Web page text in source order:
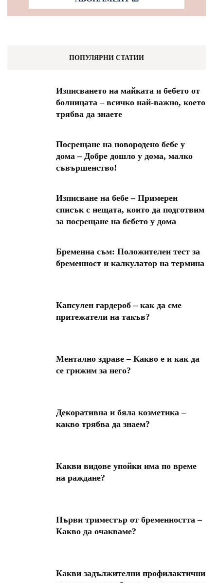
ПОПУЛЯРНИ СТАТИИ
Изписването на майката и бебето от
болницата – всичко най-важно, което
трябва да знаете
Посрещане на новородено бебе у
дома – Добре дошло у дома, малко
съвършенство!
Изписване на бебе – Примерен
списък с нещата, които да подготвим
за посрещане на бебето у дома
Бременна съм: Положителен тест за
бременност и калкулатор на термина
Капсулен гардероб – как да сме
притежатели на такъв?
Ментално здраве – Какво е и как да
се грижим за него?
Декоративна и бяла козметика –
какво трябва да знаем?
Какви видове упойки има по време
на раждане?
Първи триместър от бременността –
Какво да очакваме?
Какви задължителни профилактични